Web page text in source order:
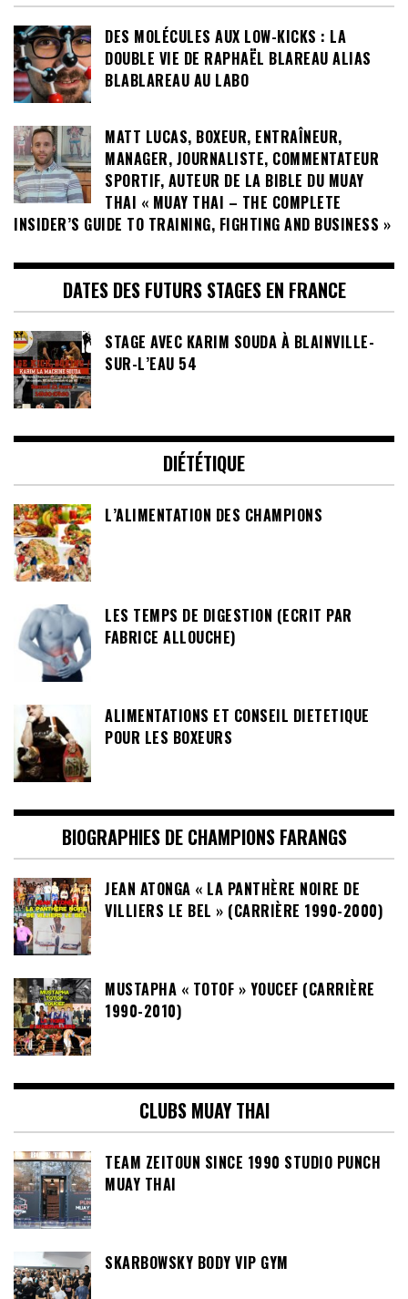
DES MOLÉCULES AUX LOW-KICKS : LA
DOUBLE VIE DE RAPHAËL BLAREAU ALIAS
BLABLAREAU AU LABO
MATT LUCAS, BOXEUR, ENTRAÎNEUR,
MANAGER, JOURNALISTE, COMMENTATEUR
SPORTIF, AUTEUR DE LA BIBLE DU MUAY
THAI « MUAY THAI – THE COMPLETE
INSIDER’S GUIDE TO TRAINING, FIGHTING AND BUSINESS »
DATES DES FUTURS STAGES EN FRANCE
STAGE AVEC KARIM SOUDA À BLAINVILLE-
SUR-L’EAU 54
DIÉTÉTIQUE
L’ALIMENTATION DES CHAMPIONS
LES TEMPS DE DIGESTION (ECRIT PAR
FABRICE ALLOUCHE)
ALIMENTATIONS ET CONSEIL DIETETIQUE
POUR LES BOXEURS
BIOGRAPHIES DE CHAMPIONS FARANGS
JEAN ATONGA « LA PANTHÈRE NOIRE DE
VILLIERS LE BEL » (CARRIÈRE 1990-2000)
MUSTAPHA « TOTOF » YOUCEF (CARRIÈRE
1990-2010)
CLUBS MUAY THAI
TEAM ZEITOUN SINCE 1990 STUDIO PUNCH
MUAY THAI
SKARBOWSKY BODY VIP GYM